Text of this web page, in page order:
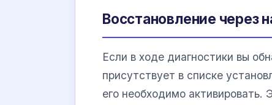
Восстановление через
Если в ходе диагностики вы
присутствует в списке
его необходимо активировать.